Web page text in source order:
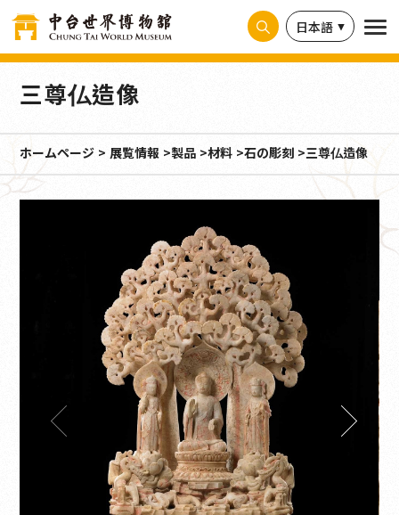
日本語
三尊仏造像
ホームページ 展覧情報 製品 材料 石の彫刻 三尊仏造像
クッキー利用の管理について